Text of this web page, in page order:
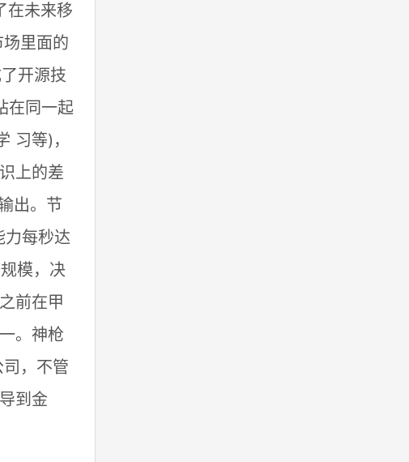
在未来移
里面的
开源技
在同一起
习等)，
上的差
出。节
每秒达
模，决
前在甲
。神枪
，不管
到金